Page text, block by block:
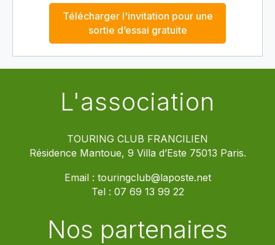
Télécharger l'invitation pour une
sortie d’essai gratuite
L'association
TOURING CLUB FRANCILIEN
Résidence Mantoue, 9 Villa d’Este 75013 Paris.
Email : touringclub@laposte.net
Tel : 07 69 13 99 22
Nos partenaires